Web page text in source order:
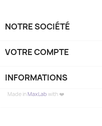
NOTRE SOCIÉTÉ
VOTRE COMPTE
INFORMATIONS
Made inMaxLab with ❤️